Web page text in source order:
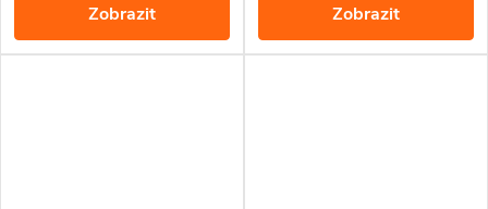
Zobrazit
Zobrazit